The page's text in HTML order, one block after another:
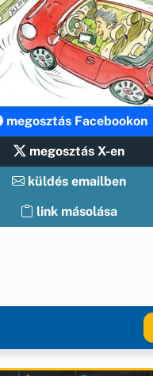
megosztás Facebookon
megosztás X-en
küldés emailben
link másolása